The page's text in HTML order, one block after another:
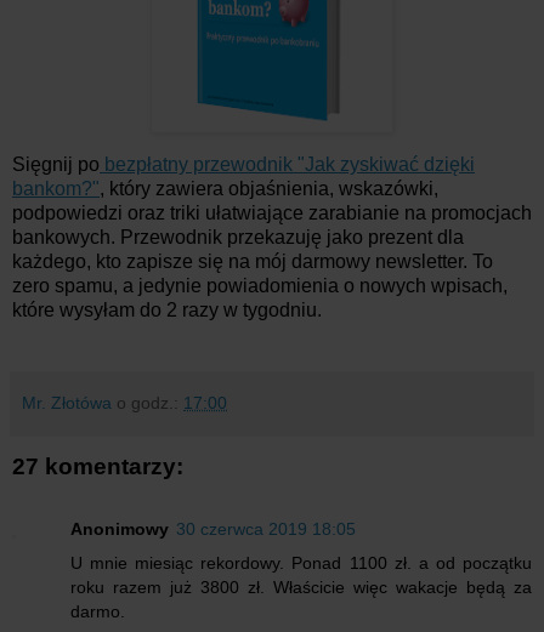
Sięgnij po bezpłatny przewodnik "Jak zyskiwać dzięki
bankom?", który zawiera objaśnienia, wskazówki,
podpowiedzi oraz triki ułatwiające zarabianie na promocjach
bankowych. Przewodnik przekazuję jako prezent dla
każdego, kto zapisze się na mój darmowy newsletter. To
zero spamu, a jedynie powiadomienia o nowych wpisach,
które wysyłam do 2 razy w tygodniu.
Mr. Złotówa o godz.: 17:00
27 komentarzy:
Anonimowy 30 czerwca 2019 18:05
U mnie miesiąc rekordowy. Ponad 1100 zł. a od początku
roku razem już 3800 zł. Właścicie więc wakacje będą za
darmo.